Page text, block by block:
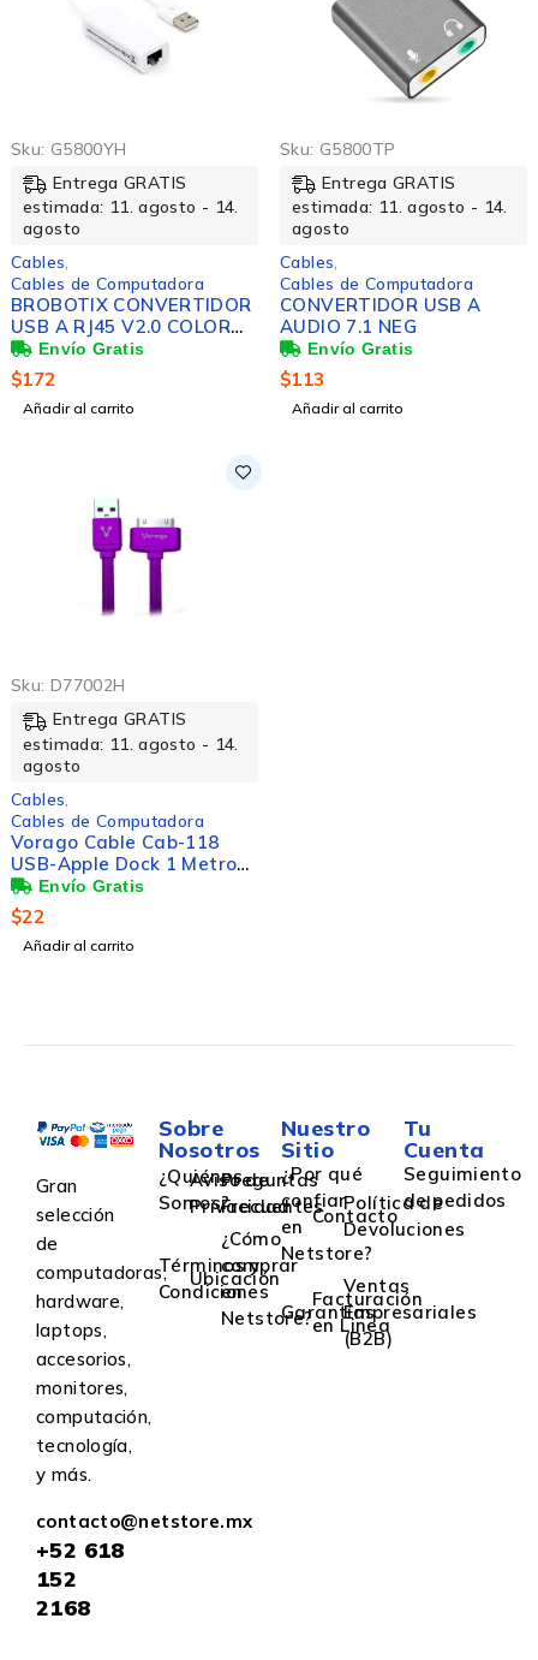
Sku: G5800YH
Entrega GRATIS
estimada: 11. agosto - 14.
agosto
Cables
Cables de Computadora
BROBOTIX CONVERTIDOR
USB A RJ45 V2.0 COLOR
BLANCO - Adaptador
Tarjeta de Red Externa
Fast Ethernet 10/100 UTP
- 1 Conector USB Tipo A
$172
Añadir al carrito
Sku: G5800TP
Entrega GRATIS
estimada: 11. agosto - 14.
agosto
Cables
Cables de Computadora
CONVERTIDOR USB A
AUDIO 7.1 NEG
$113
Añadir al carrito
Sku: D77002H
Entrega GRATIS
estimada: 11. agosto - 14.
agosto
Cables
Cables de Computadora
Vorago Cable Cab-118
USB-Apple Dock 1 Metro
Morado Bolsa - Cable for
Smartphone, Reproductor
MP3, Tableta, iPhone,
iPod, iPad - Violeta
$22
Añadir al carrito
Gran
selección
de
computadoras,
hardware,
laptops,
accesorios,
monitores,
computación,
tecnología,
y más.
contacto@netstore.mx
+52 618
152
2168
Sobre
Nosotros
¿Quiénes
Somos?
Aviso de
Privacidad
Preguntas
Frecuentes
Términos y
Condiciones
Ubicación
¿Cómo
comprar
en
Netstore?
Nuestro
Sitio
¿Por qué
confiar
en
Netstore?
Contacto
Política de
Devoluciones
Garantías
Facturación
en Linea
Ventas
Empresariales
(B2B)
Tu
Cuenta
Seguimiento
de pedidos